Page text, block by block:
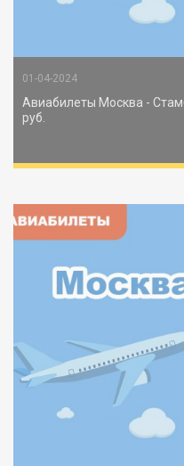
01-04-2024
Авиабилеты Москва -
руб.